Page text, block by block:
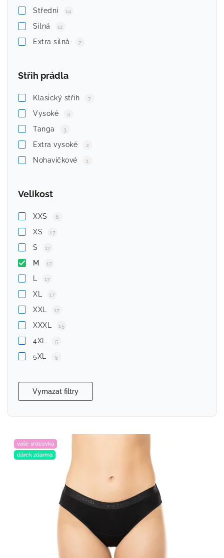
Střední 14
Silná 12
Extra silná 7
Střih prádla
Klasický střih 7
Vysoké 4
Tanga 3
Extra vysoké 2
Nohavičkové 1
Velikost
XXS 8
XS 17
S 17
M 17
17
XL 17
XXL 17
XXXL 15
4XL 5
5XL 5
Vymazat filtry
vaše srdcovka
dárek zdarma